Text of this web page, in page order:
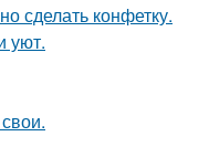
сделать конфетку.
уют.